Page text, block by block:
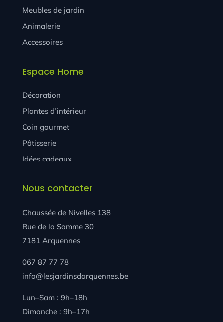
Meubles de jardin
Animalerie
Accessoires
Espace Home
Décoration
Plantes d’intérieur
Coin gourmet
Pâtisserie
Idées cadeaux
Nous contacter
Chaussée de Nivelles 138
Rue de la Samme 30
7181 Arquennes
067 87 77 78
info@lesjardinsdarquennes.be
Lun–Sam : 9h–18h
Dimanche : 9h–17h